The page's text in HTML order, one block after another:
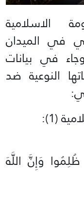
الاسلامية
في الميدان
في بيانات
النوعية ضد
(1):‏
وَإِنَّ اللَّهَ